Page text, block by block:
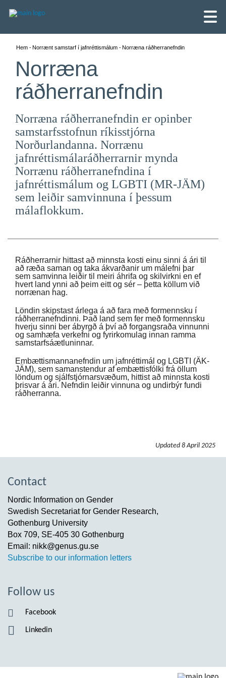
English
Skandinaviska
Suomi
Íslenska
Hem Norrænt samstarf í jafnréttismálum Norræna ráðherranefndin
Norræna
ráðherranefndin
Norræna ráðherranefndin er opinber
samstarfsstofnun ríkisstjórna
Norðurlandanna. Norrænu
jafnréttismálaráðherrarnir mynda
Norrænu ráðherranefndina í
jafnréttismálum og LGBTI (MR-JÄM)
sem leiðir samvinnuna í þessum
málaflokkum.
Ráðherrarnir hittast að minnsta kosti einu sinni á ári til
að ræða saman og taka ákvarðanir um málefni þar
sem samvinna leiðir til meiri áhrifa og skilvirkni en ef
hvert land ynni að þeim eitt og sér – þetta köllum við
norrænan hag.
Löndin skipstast árlega á að fara með formennsku í
ráðherranefndinni. Það land sem fer með formennsku
hverju sinni ber ábyrgð á því að forgangsraða vinnunni
og samhæfa verkefni og fyrirkomulag innan ramma
samstarfsáætluninnar.
Embættismannanefndin um jafnréttimál og LGBTI (ÄK-
JÄM), sem samanstendur af embættisfólki frá öllum
löndum og sjálfstjórnarsvæðum, hittist að minnsta kosti
þrisvar á ári. Nefndin leiðir vinnuna og undirbýr fundi
ráðherranna.
Updated 8 April 2025
Contact
Nordic Information on Gender
Swedish Secretariat for Gender Research,
Gothenburg University
Box 709, SE-405 30 Gothenburg
Email: nikk@genus.gu.se
Subscribe to our information letters
Follow us
Facebook
Linkedin